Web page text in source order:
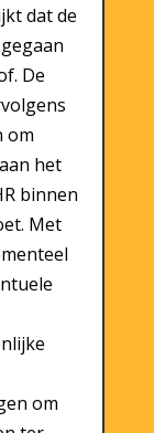
dat de
De
om
het
binnen
Met
om